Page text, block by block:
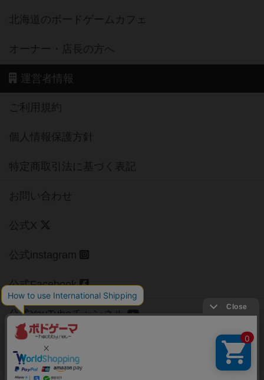
北海道のボードゲームカフェ
オーナー・店長の方へ
運営者情報
ご利用規約
個人情報保護方針
特定商取引法に基づく表記
お問い合わせ
公式X
公式instagram
公式Facebook
公式YouTubeチャンネル